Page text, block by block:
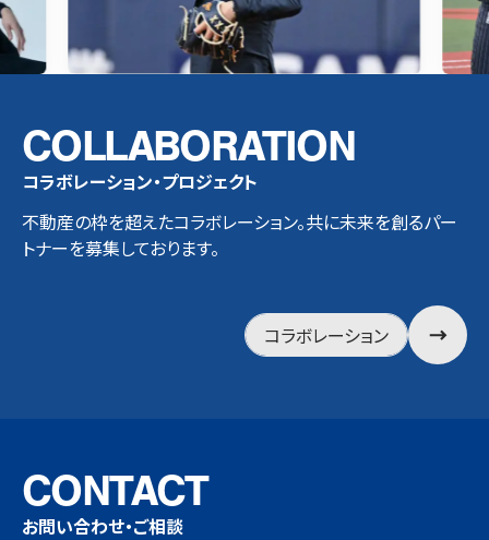
COLLABORATION
コラボレーション・プロジェクト
不動産の枠を超えたコラボレーション。共に未来を創るパー
トナーを募集しております。
コラボレーション
CONTACT
お問い合わせ・ご相談